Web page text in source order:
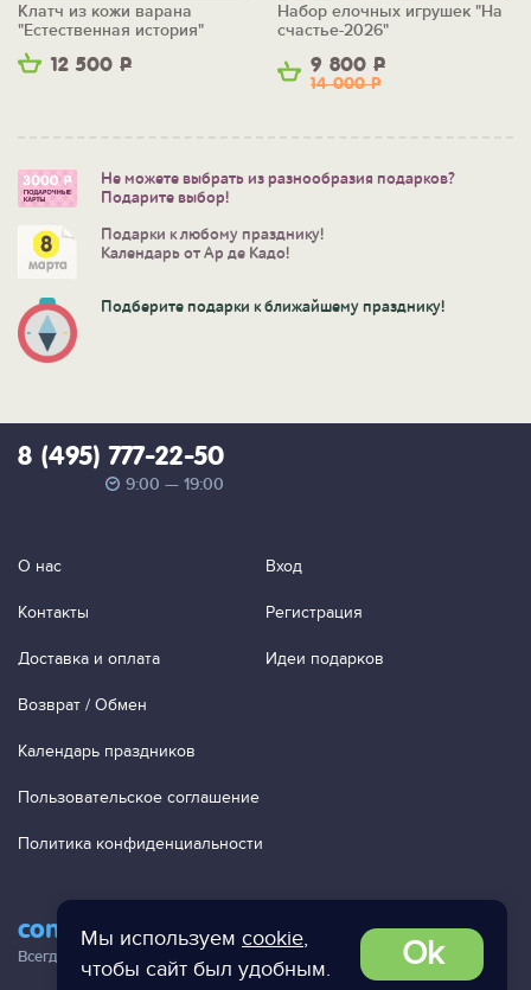
Мы используем cookie,
чтобы сайт был удобным.
Ok
12 500 Р
Клатч из кожи варана
"Естественная история"
9 800 Р
14 000Р
Набор елочных игрушек "На
счастье-2026"
Не можете выбрать из разнообразия подарков?
Подарите выбор!
Подарки к любому празднику!
Календарь от Ар де Кадо!
Подберите подарки к ближайшему празднику!
contact@ac-studio.ru
Всегда отвечаем на ваши письма!
8 (495) 777-22-50
9:00 — 19:00
О нас
Контакты
Доставка и оплата
Возврат / Обмен
Календарь праздников
Пользовательское соглашение
Политика конфиденциальности
Вход
Регистрация
Идеи подарков